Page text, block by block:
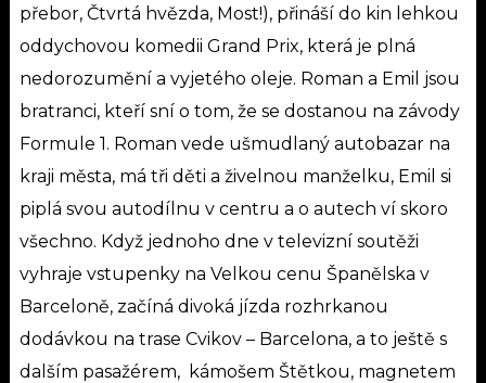
přebor, Čtvrtá hvězda, Most!), přináší do kin lehkou
oddychovou komedii Grand Prix, která je plná
nedorozumění a vyjetého oleje. Roman a Emil jsou
bratranci, kteří sní o tom, že se dostanou na závody
Formule 1. Roman vede ušmudlaný autobazar na
kraji města, má tři děti a živelnou manželku, Emil si
piplá svou autodílnu v centru a o autech ví skoro
všechno. Když jednoho dne v televizní soutěži
vyhraje vstupenky na Velkou cenu Španělska v
Barceloně, začíná divoká jízda rozhrkanou
dodávkou na trase Cvikov – Barcelona, a to ještě s
dalším pasažérem, kámošem Štětkou, magnetem